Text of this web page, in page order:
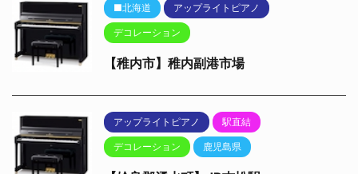
■北海道 アップライトピアノ
デコレーション
【稚内市】稚内副港市場
アップライトピアノ 駅直結
デコレーション 鹿児島県